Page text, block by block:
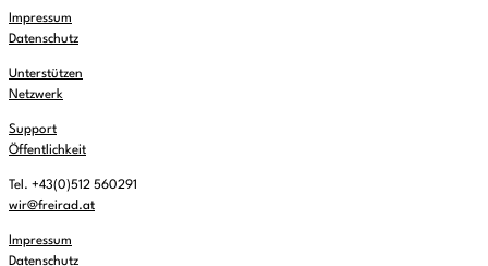
Impressum
Datenschutz
Unterstützen
Netzwerk
Support
Öffentlichkeit
Tel. +43(0)512 560291
wir@freirad.at
Impressum
Datenschutz